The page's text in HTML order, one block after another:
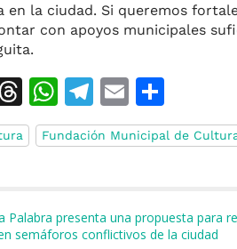
en la ciudad. Si queremos
con apoyos municipales
T
h
re
d
s
W
h
at
p
T
el
e
a
m
E
m
ai
o
m
ar
ti
Fundación Municipal de
Palabra presenta una propuesta para
semáforos conflictivos de la ciudad